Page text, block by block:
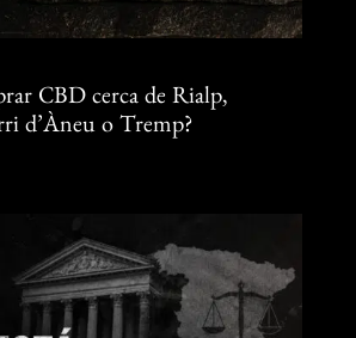
CBD cerca de Rialp,
d’Àneu o Tremp?